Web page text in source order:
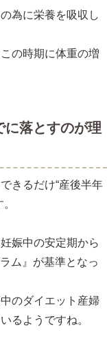
為に栄養を吸収し
の時期に体重の増
に落とすのが理
きるだけ“産後半年
娠中の安定期から
ム』が基準となっ
のダイエット産婦
るようですね。